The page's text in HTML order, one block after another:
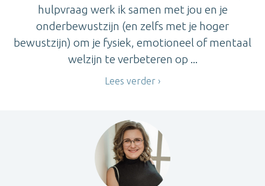
hulpvraag werk ik samen met jou en je
onderbewustzijn (en zelfs met je hoger
bewustzijn) om je fysiek, emotioneel of mentaal
welzijn te verbeteren op ...
Lees verder